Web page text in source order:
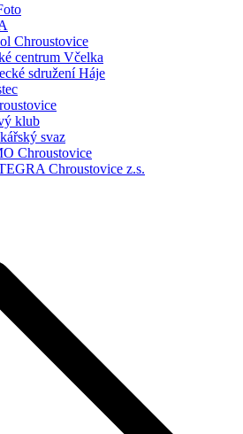
Chroustovice
centrum Včelka
sdružení Háje
klub
svaz
Chroustovice
Chroustovice z.s.